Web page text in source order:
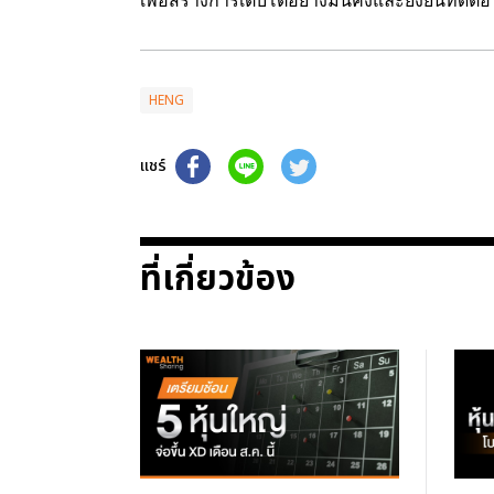
HENG
แชร์
ที่เกี่ยวข้อง